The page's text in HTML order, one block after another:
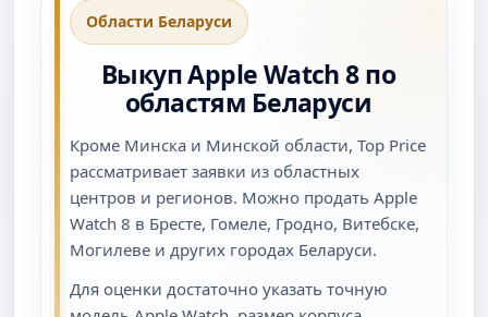
Области Беларуси
Выкуп Apple Watch 8 по
областям Беларуси
Кроме Минска и Минской области, Top Price
рассматривает заявки из областных
центров и регионов. Можно продать Apple
Watch 8 в Бресте, Гомеле, Гродно, Витебске,
Могилеве и других городах Беларуси.
Для оценки достаточно указать точную